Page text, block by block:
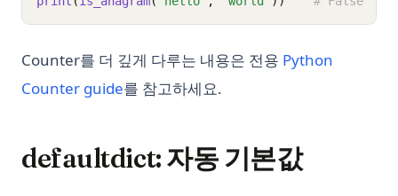
Counter를 더 깊게 다루는 내용은 전용 Python
Counter guide를 참고하세요.
defaultdict: 자동 기본값